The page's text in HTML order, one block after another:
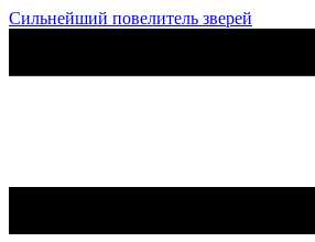
Сильнейший повелитель зверей